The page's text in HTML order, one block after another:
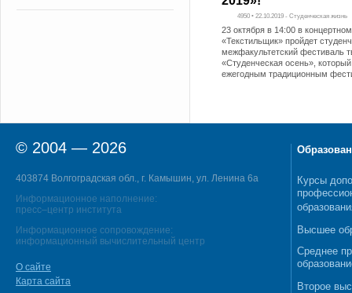
4950 • 22.10.2019 - Студенческая жизнь
23 октября в 14:00 в
«Текстильщик» пройдет
межфакультетский фестиваль
«Студенческая осень»,
ежегодным традиционным
© 2004 — 2026
403874 Волгоградская обл., г. Камышин, ул. Ленина 6а
Информационное наполнение:
пресс–центр института
Информационное сопровождение:
информационный вычислительный центр
О сайте
Карта сайта
Курсы
Высшее
Среднее
Второе